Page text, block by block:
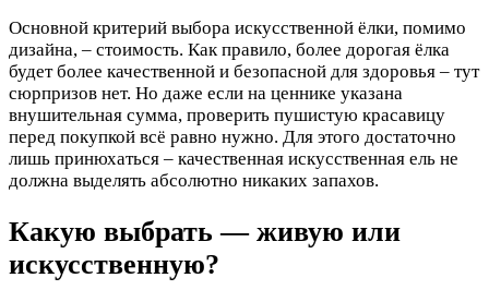
Основной критерий выбора искусственной ёлки, помимо
дизайна, – стоимость. Как правило, более дорогая ёлка
будет более качественной и безопасной для здоровья – тут
сюрпризов нет. Но даже если на ценнике указана
внушительная сумма, проверить пушистую красавицу
перед покупкой всё равно нужно. Для этого достаточно
лишь принюхаться – качественная искусственная ель не
должна выделять абсолютно никаких запахов.
Какую выбрать — живую или
искусственную?